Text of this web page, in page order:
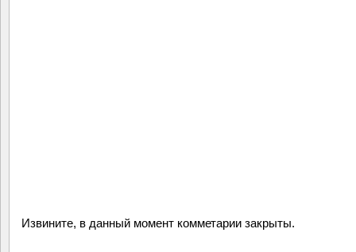
Извините, в данный момент комметарии закрыты.